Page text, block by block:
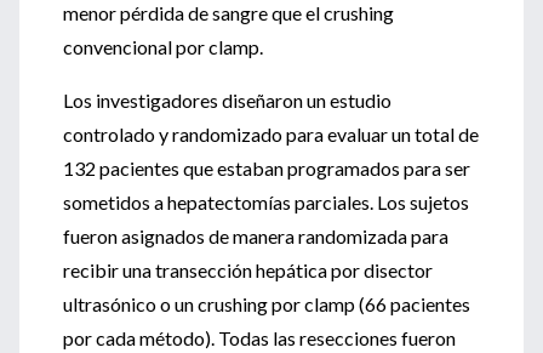
menor pérdida de sangre que el crushing
convencional por clamp.
Los investigadores diseñaron un estudio
controlado y randomizado para evaluar un total de
132 pacientes que estaban programados para ser
sometidos a hepatectomías parciales. Los sujetos
fueron asignados de manera randomizada para
recibir una transección hepática por disector
ultrasónico o un crushing por clamp (66 pacientes
por cada método). Todas las resecciones fueron